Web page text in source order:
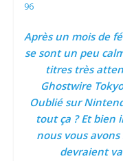
96
Après un mois de
se sont un peu
titres très
Ghostwire
Oublié sur
tout ça ? Et bien
nous vous
devraient